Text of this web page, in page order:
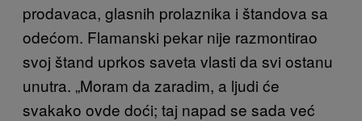
prodavaca, glasnih prolaznika i štandova sa
odećom. Flamanski pekar nije razmontirao
svoj štand uprkos saveta vlasti da svi ostanu
unutra. „Moram da zaradim, a ljudi će
svakako ovde doći; taj napad se sada već